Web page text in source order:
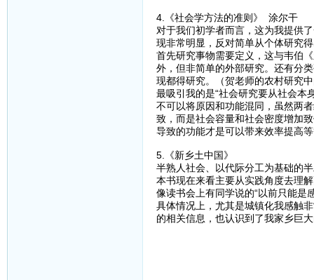
4.《社会学方法的准则》 涂尔干
对于我们初学者而言，这为我提供
现非常明显，反对简单从个体研究
首先研究事物需要定义，这与韦伯
外，但非简单的外部研究。还有分
现都得研究。（贺老师的农村研究
最吸引我的是“社会研究要从社会本
不可以将原因和功能混同，虽然两
致，而是社会容量和社会密度增加
导致的功能才是可以带来效率提高
5.《新乡土中国》
半熟人社会、以代际分工为基础的
本书现在来看主要从实践角度去理
像读书会上有同学说的“以前只能是
具体情况上，尤其是城镇化我感触
的相关信息，也认识到了我家乡巨